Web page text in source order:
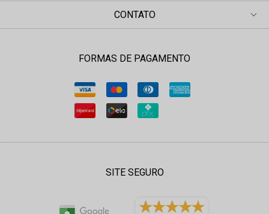
CONTATO
FORMAS DE PAGAMENTO
SITE SEGURO